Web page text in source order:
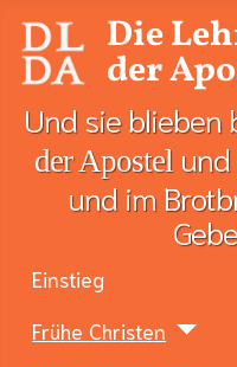
Die
der
Und sie blieben
der Apostel
und im
Einstieg
Frühe Christen